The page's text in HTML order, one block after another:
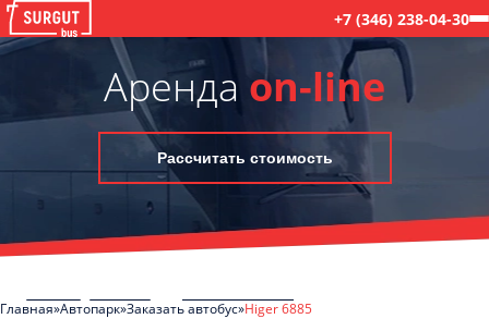
+7 (346) 238-04-30
Аренда on-line
Рассчитать стоимость
Главная Автопарк Заказать автобус Higer 6885